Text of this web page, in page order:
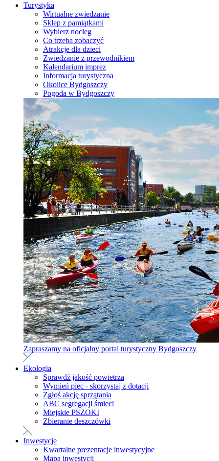
Turystyka
Wirtualne zwiedzanie
Sklep z pamiątkami
Wybierz nocleg
Co trzeba zobaczyć
Atrakcje dla dzieci
Zwiedzanie z przewodnikiem
Kalendarium imprez
Informacja turystyczna
Okolice Bydgoszczy
Pogoda w Bydgoszczy
Zapraszamy na oficjalny portal turystyczny Bydgoszczy
Ekologia
Sprawdź jakość powietrza
Wymień piec - skorzystaj z dotacji
Zgłoś akcję sprzątania
ABC segregacji śmieci
Miejskie PSZOKI
Zbieranie deszczówki
Inwestycje
Kwartalne prezentacje inwestycyjne
Mapa inwestycji